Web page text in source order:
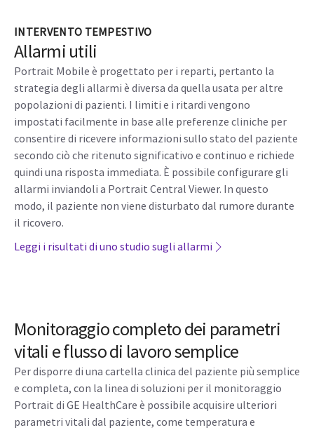
INTERVENTO TEMPESTIVO
Allarmi utili
Portrait Mobile è progettato per i reparti, pertanto la
strategia degli allarmi è diversa da quella usata per altre
popolazioni di pazienti. I limiti e i ritardi vengono
impostati facilmente in base alle preferenze cliniche per
consentire di ricevere informazioni sullo stato del paziente
secondo ciò che ritenuto significativo e continuo e richiede
quindi una risposta immediata. È possibile configurare gli
allarmi inviandoli a Portrait Central Viewer. In questo
modo, il paziente non viene disturbato dal rumore durante
il ricovero.
Leggi i risultati di uno studio sugli allarmi
Monitoraggio completo dei parametri
vitali e flusso di lavoro semplice
Per disporre di una cartella clinica del paziente più semplice
e completa, con la linea di soluzioni per il monitoraggio
Portrait di GE HealthCare è possibile acquisire ulteriori
parametri vitali dal paziente, come temperatura e